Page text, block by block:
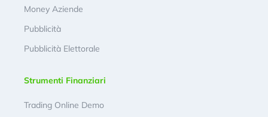
Money Aziende
Pubblicità
Pubblicità Elettorale
Strumenti Finanziari
Trading Online Demo